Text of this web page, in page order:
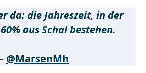
da: die Jahreszeit, in der
aus Schal bestehen.
@MarsenMh